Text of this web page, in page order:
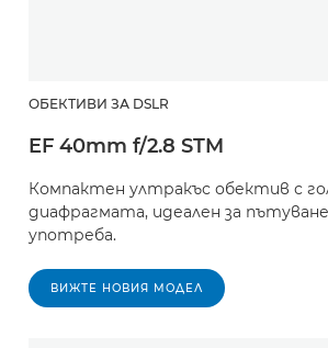
ОБЕКТИВИ ЗА DSLR
EF 40mm f/2.8 STM
Компактен ултракъс обектив с
диафрагмата, идеален за
употреба.
ВИЖТЕ НОВИЯ МОДЕЛ